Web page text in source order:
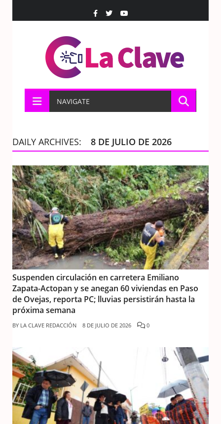
NAVIGATE
DAILY ARCHIVES: 8 DE JULIO DE 2026
Suspenden circulación en carretera Emiliano
Zapata-Actopan y se anegan 60 viviendas en Paso
de Ovejas, reporta PC; lluvias persistirán hasta la
próxima semana
BY LA CLAVE REDACCIÓN 8 DE JULIO DE 2026 0